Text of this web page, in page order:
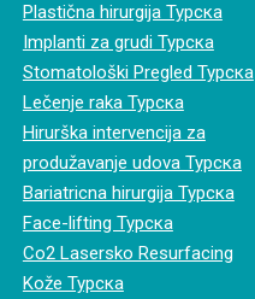
Plastična hirurgija Турска
Implanti za grudi Турска
Stomatološki Pregled Турска
Lečenje raka Турска
Hirurška intervencija za
produžavanje udova Турска
Bariatricna hirurgija Турска
Face-lifting Турска
Co2 Lasersko Resurfacing
Kože Турска